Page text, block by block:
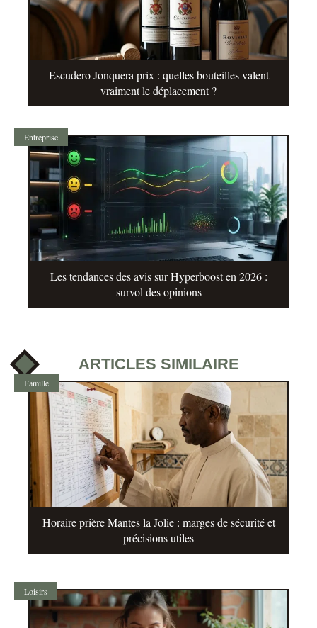
Escudero Jonquera prix : quelles bouteilles valent
vraiment le déplacement ?
Entreprise
Les tendances des avis sur Hyperboost en 2026 :
survol des opinions
ARTICLES SIMILAIRE
Famille
Horaire prière Mantes la Jolie : marges de sécurité et
précisions utiles
Loisirs